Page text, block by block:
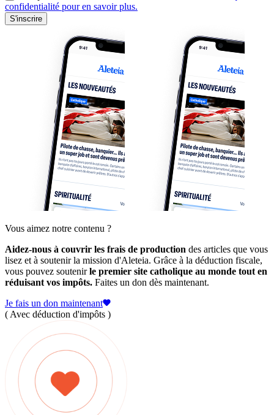
confidentialité pour en savoir plus.
S'inscrire
Vous aimez notre contenu ?
Aidez-nous à couvrir les frais de production des articles que vous
lisez et à soutenir la mission d'Aleteia. Grâce à la déduction fiscale,
vous pouvez soutenirle premier site catholique au monde tout en
réduisant vos impôts. Faites un don dès maintenant.
Je fais un don maintenant
( Avec déduction d'impôts )